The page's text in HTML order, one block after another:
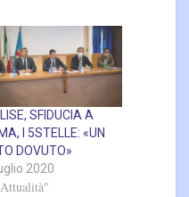
SFIDUCIA A
I 5STELLE: «UN
DOVUTO»
2020